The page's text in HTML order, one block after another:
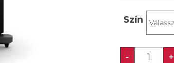
Szín
- +